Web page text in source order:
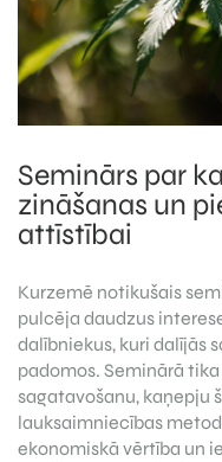
Seminārs par
zināšanas un
attīstībai
Kurzemē notikušais
pulcēja daudzus
dalībniekus, kuri dalījās
padomos. Seminārā
sagatavošanu, kaņepju
lauksaimniecības
ekonomiskā vērtība un